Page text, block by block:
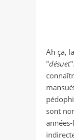
Ah ça,
"désuet
sont